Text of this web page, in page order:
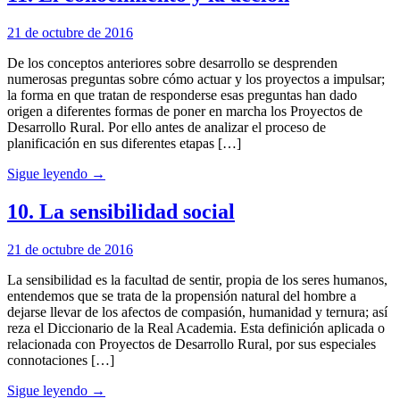
21 de octubre de 2016
De los conceptos anteriores sobre desarrollo se desprenden
numerosas preguntas sobre cómo actuar y los proyectos a impulsar;
la forma en que tratan de responderse esas preguntas han dado
origen a diferentes formas de poner en marcha los Proyectos de
Desarrollo Rural. Por ello antes de analizar el proceso de
planificación en sus diferentes etapas […]
Sigue leyendo →
10. La sensibilidad social
21 de octubre de 2016
La sensibilidad es la facultad de sentir, propia de los seres humanos,
entendemos que se trata de la propensión natural del hombre a
dejarse llevar de los afectos de compasión, humanidad y ternura; así
reza el Diccionario de la Real Academia. Esta definición aplicada o
relacionada con Proyectos de Desarrollo Rural, por sus especiales
connotaciones […]
Sigue leyendo →